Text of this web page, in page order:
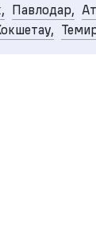
Павлодар,